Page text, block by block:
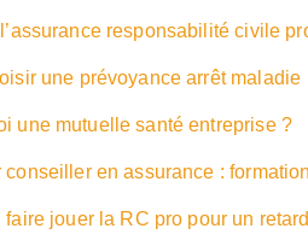
responsabilité civile
une prévoyance arrêt maladie
une mutuelle santé entreprise ?
conseiller en assurance :
faire jouer la RC pro pour un